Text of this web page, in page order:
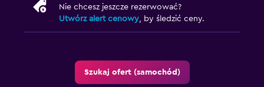
Nie chcesz jeszcze rezerwować?
Utwórz alert cenowy, by śledzić ceny.
Szukaj ofert (samochód)